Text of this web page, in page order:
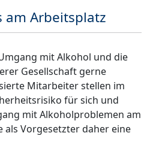
am Arbeitsplatz
mit Alkohol und die
Gesellschaft gerne
Mitarbeiter stellen im
für sich und
mit Alkoholproblemen am
als Vorgesetzter daher eine